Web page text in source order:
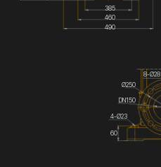
385
460
490
DN150
8-Ø28
Ø250
4-Ø23
60